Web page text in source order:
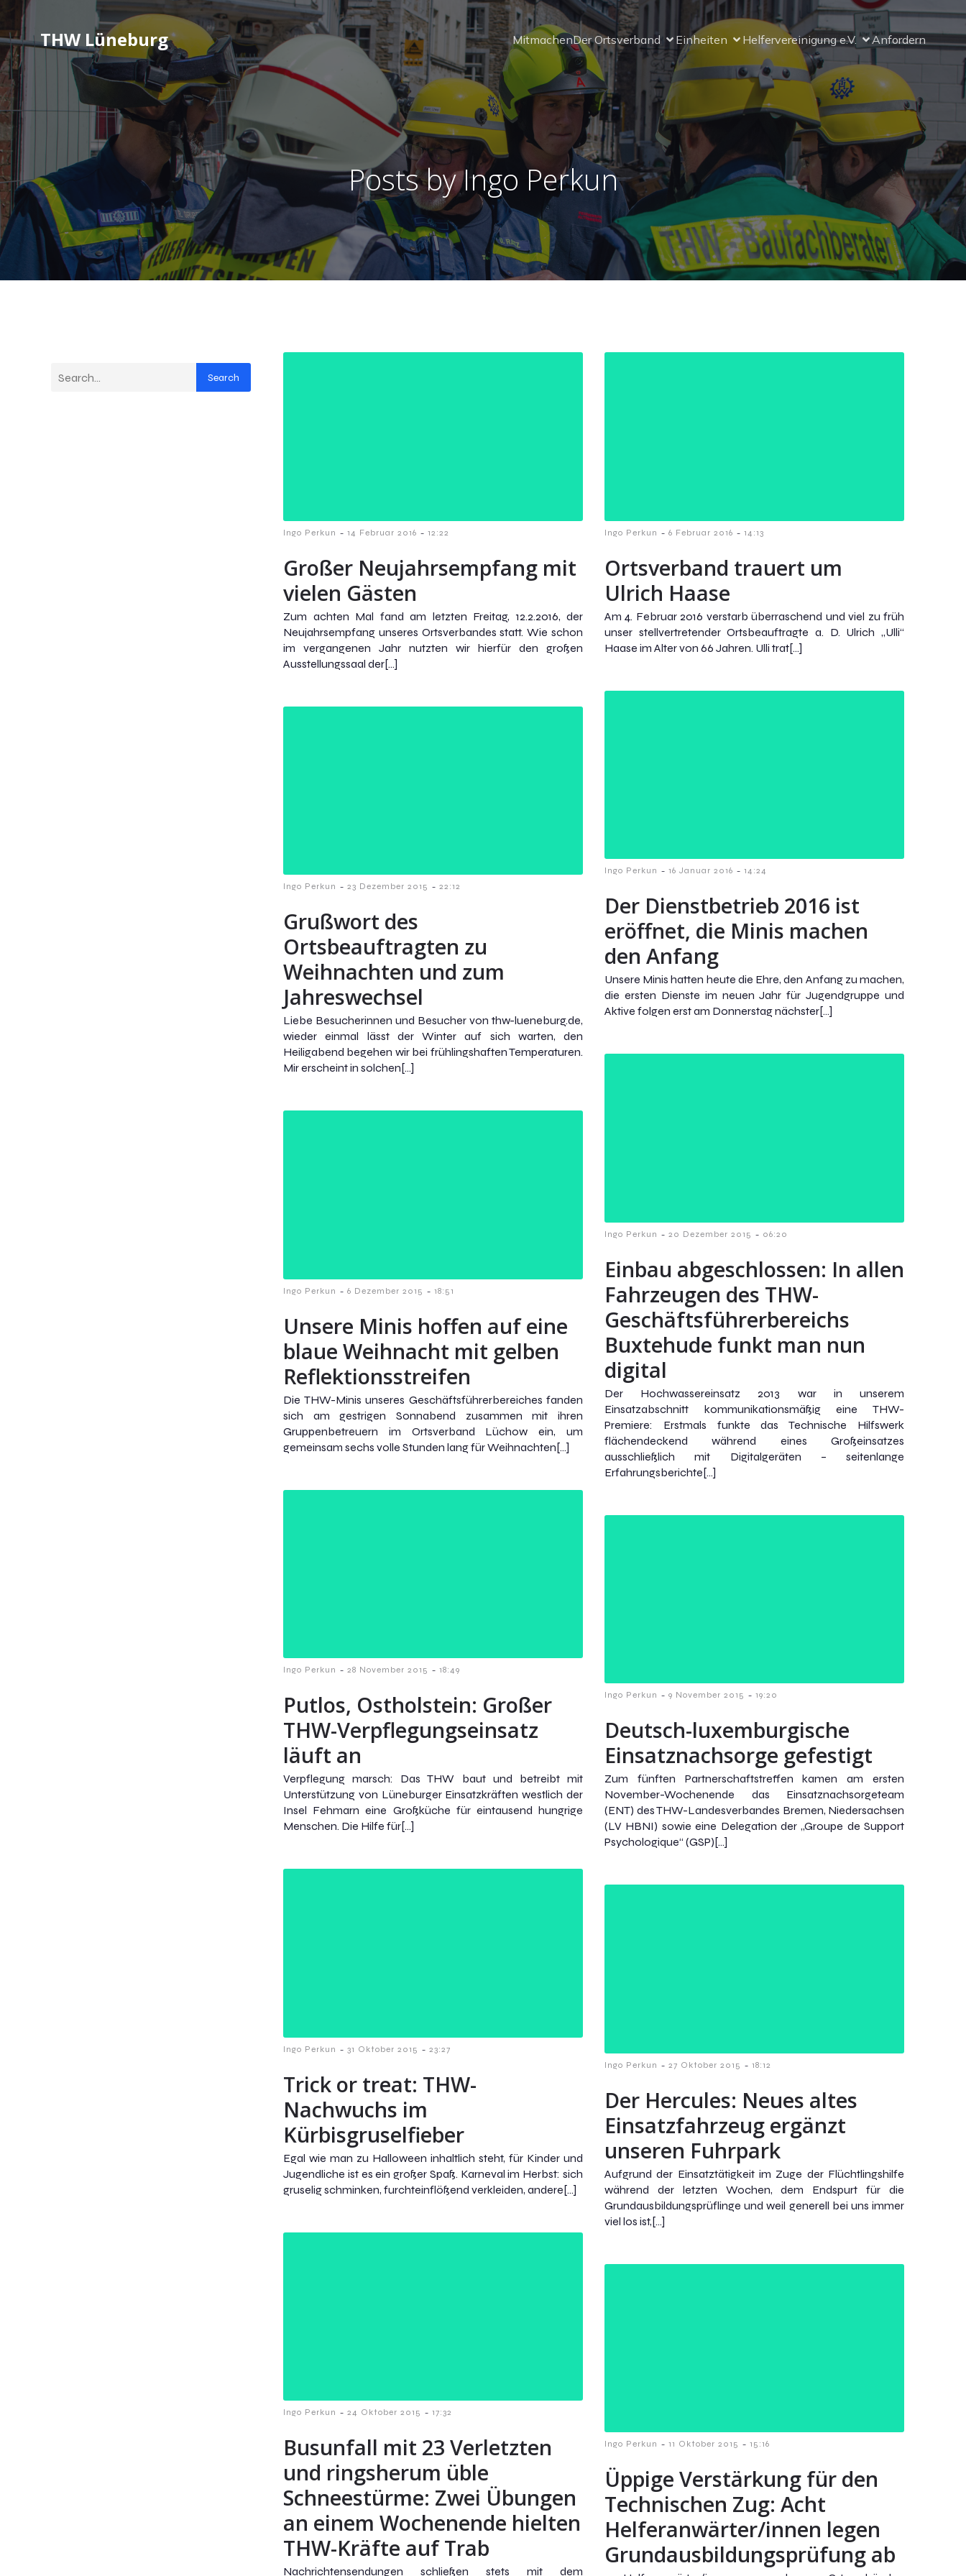
THW Lüneburg MitmachenDer Ortsverband Einheiten Helfervereinigung e.V. Anfordern
Posts byIngo Perkun
Search
Ingo Perkun - 14 Februar 2016 - 12:22
Großer Neujahrsempfang mit
vielen Gästen
Zum achten Mal fand am letzten Freitag, 12.2.2016, der
Neujahrsempfang unseres Ortsverbandes statt. Wie schon
im vergangenen Jahr nutzten wir hierfür den großen
Ausstellungssaal der[…]
Ingo Perkun - 6 Februar 2016 - 14:13
Ortsverband trauert um
Ulrich Haase
Am 4. Februar 2016 verstarb überraschend und viel zu früh
unser stellvertretender Ortsbeauftragte a. D. Ulrich „Ulli“
Haase im Alter von 66 Jahren. Ulli trat[…]
Ingo Perkun - 16 Januar 2016 - 14:24
Der Dienstbetrieb 2016 ist
eröffnet, die Minis machen
den Anfang
Unsere Minis hatten heute die Ehre, den Anfang zu machen,
die ersten Dienste im neuen Jahr für Jugendgruppe und
Aktive folgen erst am Donnerstag nächster[…]
Ingo Perkun - 23 Dezember 2015 - 22:12
Grußwort des
Ortsbeauftragten zu
Weihnachten und zum
Jahreswechsel
Liebe Besucherinnen und Besucher von thw-lueneburg.de,
wieder einmal lässt der Winter auf sich warten, den
Heiligabend begehen wir bei frühlingshaften Temperaturen.
Mir erscheint in solchen[…]
Ingo Perkun - 20 Dezember 2015 - 06:20
Einbau abgeschlossen: In allen
Fahrzeugen des THW-
Geschäftsführerbereichs
Buxtehude funkt man nun
digital
Der Hochwassereinsatz 2013 war in unserem
Einsatzabschnitt kommunikationsmäßig eine THW-
Premiere: Erstmals funkte das Technische Hilfswerk
flächendeckend während eines Großeinsatzes
ausschließlich mit Digitalgeräten – seitenlange
Erfahrungsberichte[…]
Ingo Perkun - 6 Dezember 2015 - 18:51
Unsere Minis hoffen auf eine
blaue Weihnacht mit gelben
Reflektionsstreifen
Die THW-Minis unseres Geschäftsführerbereiches fanden
sich am gestrigen Sonnabend zusammen mit ihren
Gruppenbetreuern im Ortsverband Lüchow ein, um
gemeinsam sechs volle Stunden lang für Weihnachten[…]
Ingo Perkun - 28 November 2015 - 18:49
Putlos, Ostholstein: Großer
THW-Verpflegungseinsatz
läuft an
Verpflegung marsch: Das THW baut und betreibt mit
Unterstützung von Lüneburger Einsatzkräften westlich der
Insel Fehmarn eine Großküche für eintausend hungrige
Menschen. Die Hilfe für[…]
Ingo Perkun - 9 November 2015 - 19:20
Deutsch-luxemburgische
Einsatznachsorge gefestigt
Zum fünften Partnerschaftstreffen kamen am ersten
November-Wochenende das Einsatznachsorgeteam
(ENT) des THW-Landesverbandes Bremen, Niedersachsen
(LV HBNI) sowie eine Delegation der „Groupe de Support
Psychologique“ (GSP)[…]
Ingo Perkun - 31 Oktober 2015 - 23:27
Trick or treat: THW-
Nachwuchs im
Kürbisgruselfieber
Egal wie man zu Halloween inhaltlich steht, für Kinder und
Jugendliche ist es ein großer Spaß. Karneval im Herbst: sich
gruselig schminken, furchteinflößend verkleiden, andere[…]
Ingo Perkun - 27 Oktober 2015 - 18:12
Der Hercules: Neues altes
Einsatzfahrzeug ergänzt
unseren Fuhrpark
Aufgrund der Einsatztätigkeit im Zuge der Flüchtlingshilfe
während der letzten Wochen, dem Endspurt für die
Grundausbildungsprüflinge und weil generell bei uns immer
viel los ist,[…]
Ingo Perkun - 24 Oktober 2015 - 17:32
Busunfall mit 23 Verletzten
und ringsherum üble
Schneestürme: Zwei Übungen
an einem Wochenende hielten
THW-Kräfte auf Trab
Nachrichtensendungen schließen stets mit dem
Ingo Perkun - 11 Oktober 2015 - 15:16
Üppige Verstärkung für den
Technischen Zug: Acht
Helferanwärter/innen legen
Grundausbildungsprüfung ab